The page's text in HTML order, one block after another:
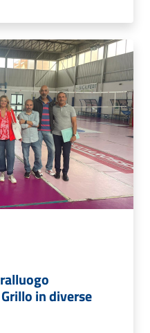
in diverse